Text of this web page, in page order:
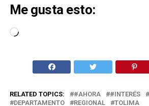
Me gusta esto:
Cargando...
RELATED TOPICS: #AHORA #INTERÉS
DEPARTAMENTO
REGIONAL TOLIMA